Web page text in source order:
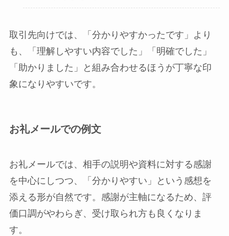
取引先向けでは、「分かりやすかったです」より
も、「理解しやすい内容でした」「明確でした」
「助かりました」と組み合わせるほうが丁寧な印
象になりやすいです。
お礼メールでの例文
お礼メールでは、相手の説明や資料に対する感謝
を中心にしつつ、「分かりやすい」という感想を
添える形が自然です。感謝が主軸になるため、評
価口調がやわらぎ、受け取られ方も良くなりま
す。